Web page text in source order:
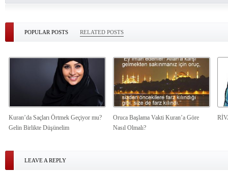
POPULAR POSTS RELATED POSTS
Kuran’da Saçları Örtmek Geçiyor mu?
Gelin Birlikte Düşünelim
Oruca Başlama Vakti Kuran’a Göre
Nasıl Olmalı?
LEAVE A REPLY